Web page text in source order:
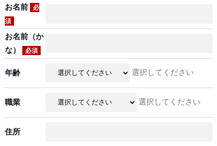
お名前
必
須
お名前（か
な）
必須
年齢 選択してください
職業 選択してください
住所